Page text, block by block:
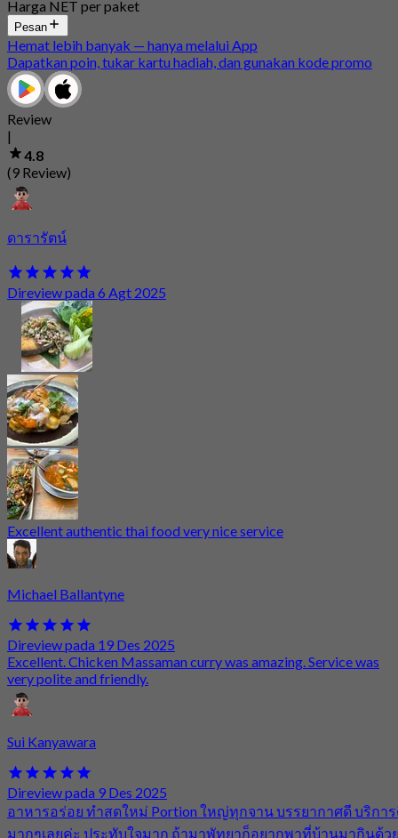
Harga NET per paket
Pesan
Hemat lebih banyak — hanya melalui App
Dapatkan poin, tukar kartu hadiah, dan gunakan kode promo
Review
|
4.8
(9 Review)
ดารารัตน์
Direview pada 6 Agt 2025
Excellent authentic thai food very nice service
Michael Ballantyne
Direview pada 19 Des 2025
Excellent. Chicken Massaman curry was amazing. Service was
very polite and friendly.
Sui Kanyawara
Direview pada 9 Des 2025
อาหารอร่อย ทำสดใหม่ Portion ใหญ่ทุกจาน บรรยากาศดี บริกา
มากๆเลยค่ะ ประทับใจมาก ถ้ามาพัทยาก็อยากพาที่บ้านมากินด้ว